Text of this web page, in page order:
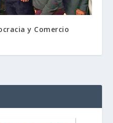
y Comercio